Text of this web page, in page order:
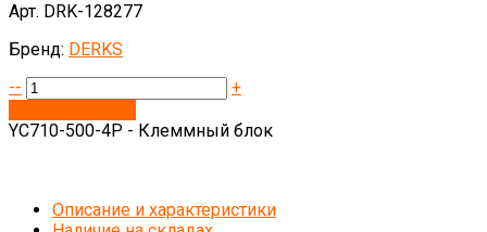
Арт. DRK-128277
Бренд: DERKS
--
+
YC710-500-4P - Клеммный блок
Описание и характеристики